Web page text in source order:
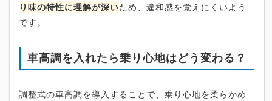
り味の特性に理解が深いため、違和感を覚えにくいよう
です。
車高調を入れたら乗り心地はどう変わる？
調整式の車高調を導入することで、乗り心地を柔らかめ